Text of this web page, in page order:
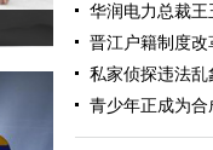
华润电力总裁
晋江户籍制度改
私家侦探违法
青少年正成为